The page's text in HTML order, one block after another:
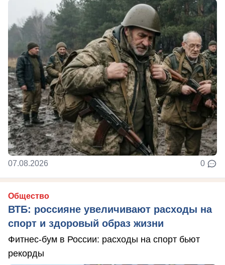
07.08.2026 0
Общество
ВТБ: россияне увеличивают расходы на
спорт и здоровый образ жизни
Фитнес-бум в России: расходы на спорт бьют
рекорды